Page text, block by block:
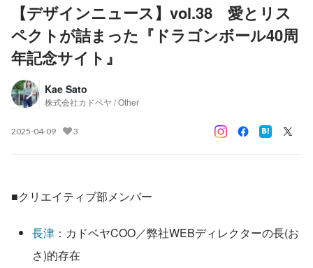
【デザインニュース】vol.38 愛とリス
ペクトが詰まった『ドラゴンボール40周
年記念サイト』
Kae Sato
株式会社カドベヤ / Other
2025-04-09 3
■クリエイティブ部メンバー
長津 ：カドベヤCOO／弊社WEBディレクターの長(お
さ)的存在